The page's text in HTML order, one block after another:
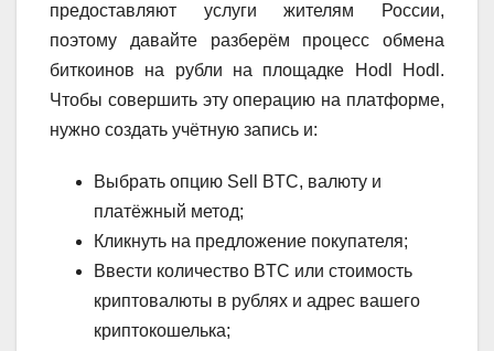
предоставляют услуги жителям России,
поэтому давайте разберём процесс обмена
биткоинов на рубли на площадке Hodl Hodl.
Чтобы совершить эту операцию на платформе,
нужно создать учётную запись и:
Выбрать опцию Sell BTC, валюту и
платёжный метод;
Кликнуть на предложение покупателя;
Ввести количество BTC или стоимость
криптовалюты в рублях и адрес вашего
криптокошелька;